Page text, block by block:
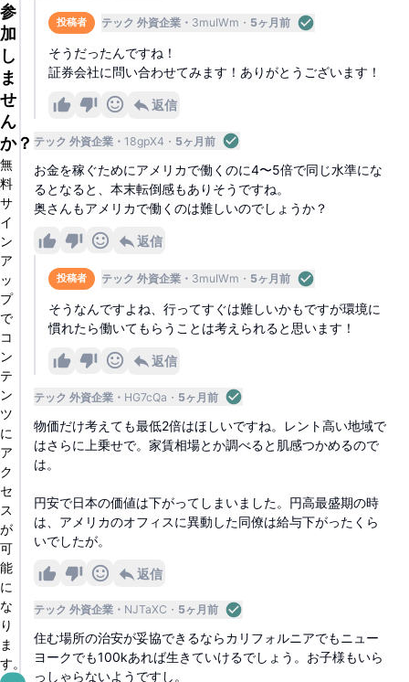
参
加
し
ま
せ
ん
か？
無
料
サ
イ
ン
ア
ッ
プ
で
コ
ン
テ
ン
ツ
に
ア
ク
セ
ス
が
可
能
に
な
り
ま
す。
投稿者 テック 外資企業 3muIWm 5ヶ月前
そうだったんですね！
証券会社に問い合わせてみます！ありがとうございます！
返信
テック 外資企業 18gpX4 5ヶ月前
お金を稼ぐためにアメリカで働くのに4〜5倍で同じ水準にな
るとなると、本末転倒感もありそうですね。
奥さんもアメリカで働くのは難しいのでしょうか？
返信
投稿者 テック 外資企業 3muIWm 5ヶ月前
そうなんですよね、行ってすぐは難しいかもですが環境に
慣れたら働いてもらうことは考えられると思います！
返信
テック 外資企業 HG7cQa 5ヶ月前
物価だけ考えても最低2倍はほしいですね。レント高い地域で
はさらに上乗せで。家賃相場とか調べると肌感つかめるので
は。
円安で日本の価値は下がってしまいました。円高最盛期の時
は、アメリカのオフィスに異動した同僚は給与下がったくら
いでしたが。
返信
テック 外資企業 NJTaXC 5ヶ月前
住む場所の治安が妥協できるならカリフォルニアでもニュー
ヨークでも100kあれば生きていけるでしょう。お子様もいら
っしゃらないようですし。